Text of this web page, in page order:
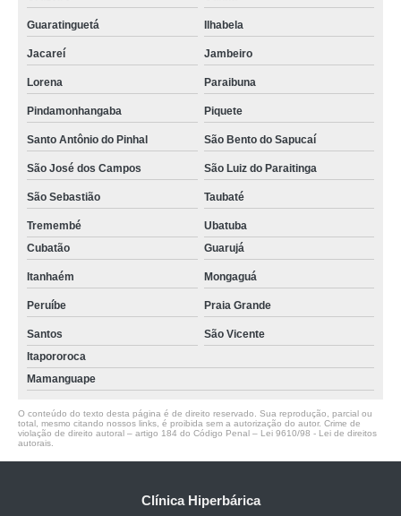
Guaratinguetá Ilhabela
Jacareí Jambeiro
Lorena Paraibuna
Pindamonhangaba Piquete
Santo Antônio do Pinhal São Bento do Sapucaí
São José dos Campos São Luiz do Paraitinga
São Sebastião Taubaté
Tremembé
Ubatuba
Cubatão
Guarujá
Itanhaém Mongaguá
Peruíbe Praia Grande
Santos
São Vicente
Itapororoca
Mamanguape
O conteúdo do texto desta página é de direito reservado. Sua reprodução, parcial ou
total, mesmo citando nossos links, é proibida sem a autorização do autor. Crime de
violação de direito autoral – artigo 184 do Código Penal – Lei 9610/98 - Lei de direitos
autorais
Clínica Hiperbárica